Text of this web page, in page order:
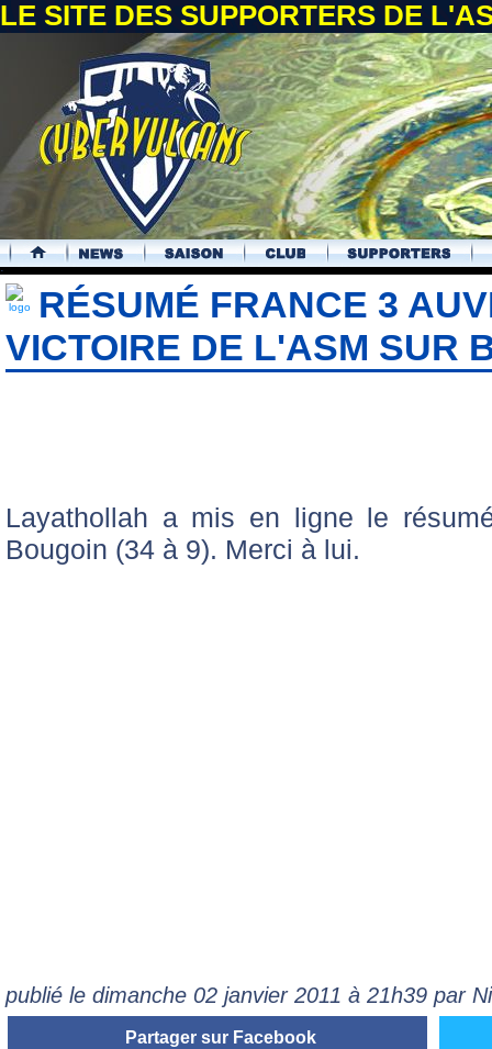
LE SITE DES SUPPORTERS DE
.
RÉSUMÉ FRANCE 3
VICTOIRE DE L'ASM SUR
Layathollah a mis en ligne le
Bougoin (34 à 9). Merci à lui.
publié le dimanche 02 janvier 2011 à 21h39 par
Partager sur Facebook